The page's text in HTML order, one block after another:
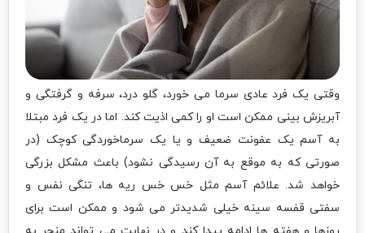
وقتی یک فرد عادی سرما می خورد، گلو درد، سرفه و گرفتگی و
آبریزش بینی ممکن است او را کمی اذیت کند. اما در یک فرد مبتلا
به آسم یک عفونت ضعیف و یا یک سرماخوردگی کوچک (در
صورتی که به موقع به آن رسیدگی نشود) باعث مشکل بزرگی
خواهد شد. علائم آسم مثل خس خس ریه ها، تنگی نفس و
سفتی قفسه سینه خیلی شدیدتر می شود و ممکن است برای